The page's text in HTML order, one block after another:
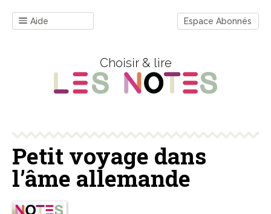
Aide Espace Abonnés
Choisir & lire
Petit voyage dans
l’âme allemande